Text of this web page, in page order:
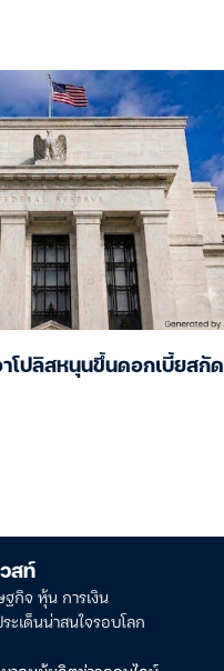
โปลิสหนุนขึ้นดอกเบี้ยสกัด
สท์
ฐกิจ หุ้น การเงิน
ะเด็นน่าสนใจรอบโลก